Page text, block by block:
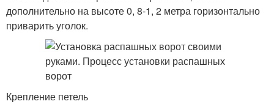
дополнительно на высоте 0, 8-1, 2 метра горизонтально
приварить уголок.
Крепление петель